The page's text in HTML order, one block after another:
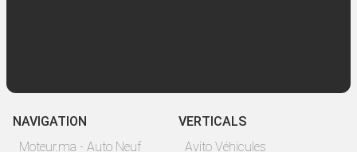
NAVIGATION
Moteur.ma - Auto Neuf
VERTICALS
Avito Véhicules